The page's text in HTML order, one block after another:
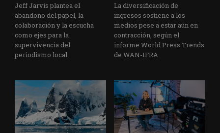
Jeff Jarvis plantea el
abandono del papel, la
colaboración y la escucha
como ejes para la
supervivencia del
periodismo local
La diversificación de
ingresos sostiene a los
medios pese a estar aún en
contracción, según el
informe World Press Trends
de WAN-IFRA